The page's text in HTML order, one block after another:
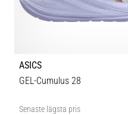
ASICS
GEL-Cumulus 28
Senaste lägsta pris